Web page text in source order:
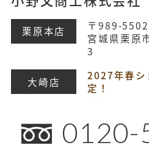
栗原本店
〒989-5502
宮城県栗原
3
大崎店
2027年春シ
定！
0120-